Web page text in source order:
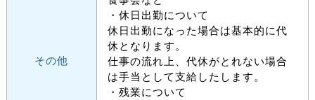
その他
・休日出勤について
休日出勤になった場合は基本的に代
休となります。
仕事の流れ上、代休がとれない場合
は手当として支給したします。
・残業について